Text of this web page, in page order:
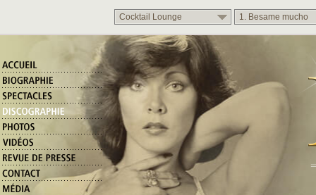
Cocktail Lounge 1. Besame mucho